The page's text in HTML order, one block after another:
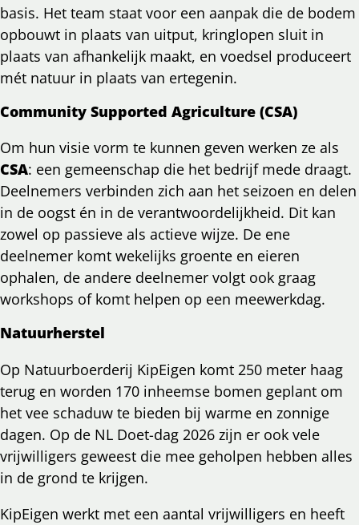
basis. Het team staat voor een aanpak die de bodem
opbouwt in plaats van uitput, kringlopen sluit in
plaats van afhankelijk maakt, en voedsel produceert
mét natuur in plaats van ertegenin.
Community Supported Agriculture (CSA)
Om hun visie vorm te kunnen geven werken ze als
CSA: een gemeenschap die het bedrijf mede draagt.
Deelnemers verbinden zich aan het seizoen en delen
in de oogst én in de verantwoordelijkheid. Dit kan
zowel op passieve als actieve wijze. De ene
deelnemer komt wekelijks groente en eieren
ophalen, de andere deelnemer volgt ook graag
workshops of komt helpen op een meewerkdag.
Natuurherstel
Op Natuurboerderij KipEigen komt 250 meter haag
terug en worden 170 inheemse bomen geplant om
het vee schaduw te bieden bij warme en zonnige
dagen. Op de NL Doet-dag 2026 zijn er ook vele
vrijwilligers geweest die mee geholpen hebben alles
in de grond te krijgen.
KipEigen werkt met een aantal vrijwilligers en heeft